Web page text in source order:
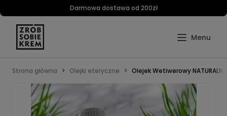
Darmowa dostawa od 200zł
Strona główna Olejki eteryczne Olejek Wetiwerowy NATURALNY